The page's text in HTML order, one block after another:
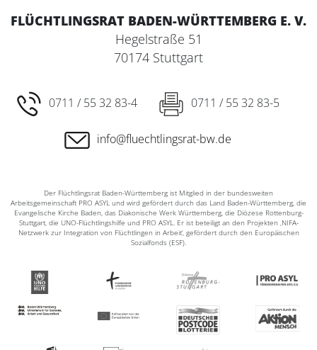
FLÜCHTLINGSRAT BADEN-WÜRTTEMBERG E. V.
Hegelstraße 51
70174 Stuttgart
0711 / 55 32 83-4 0711 / 55 32 83-5
info@fluechtlingsrat-bw.de
Der Flüchtlingsrat Baden-Württemberg ist Mitglied in der bundesweiten
Arbeitsgemeinschaft PRO ASYL und wird gefördert durch das Land Baden-Württemberg, die
Evangelische Kirche Baden, das Diakonische Werk Württemberg, die Diözese Rottenburg-
Stuttgart, die UNO-Flüchtlingshilfe und PRO ASYL. Er ist beteiligt an den Projekten ‚NIFA-
Netzwerk zur Integration von Flüchtlingen in Arbeit‘, gefördert durch den Europäischen
Sozialfonds (ESF).